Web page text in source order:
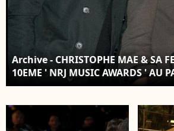
Archive - CHRISTOPHE MAE & SA
10EME ' NRJ MUSIC AWARDS ' AU
FESTIVALS .